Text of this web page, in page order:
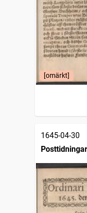
[omärkt]
1645-04-30
Posttidningar